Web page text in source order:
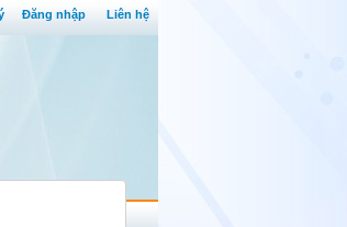
Đăng nhập Liên hệ